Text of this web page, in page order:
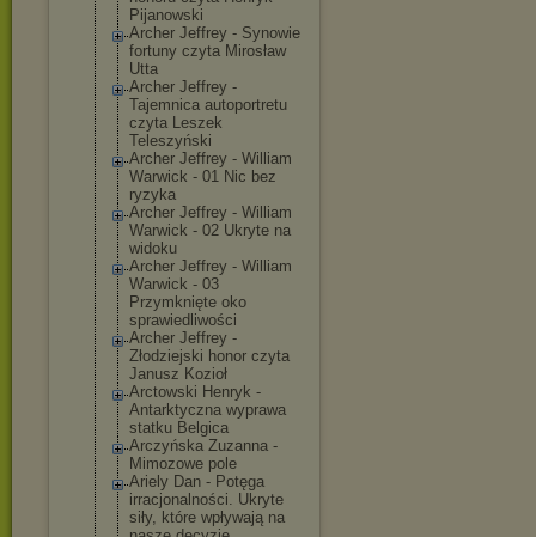
Pijanowski
Archer Jeffrey - Synowie
fortuny czyta Mirosław
Utta
Archer Jeffrey -
Tajemnica autoportretu
czyta Leszek
Teleszyński
Archer Jeffrey - William
Warwick - 01 Nic bez
ryzyka
Archer Jeffrey - William
Warwick - 02 Ukryte na
widoku
Archer Jeffrey - William
Warwick - 03
Przymknięte oko
sprawiedliwości
Archer Jeffrey -
Złodziejski honor czyta
Janusz Kozioł
Arctowski Henryk -
Antarktyczna wyprawa
statku Belgica
Arczyńska Zuzanna -
Mimozowe pole
Ariely Dan - Potęga
irracjonalności. Ukryte
siły, które wpływają na